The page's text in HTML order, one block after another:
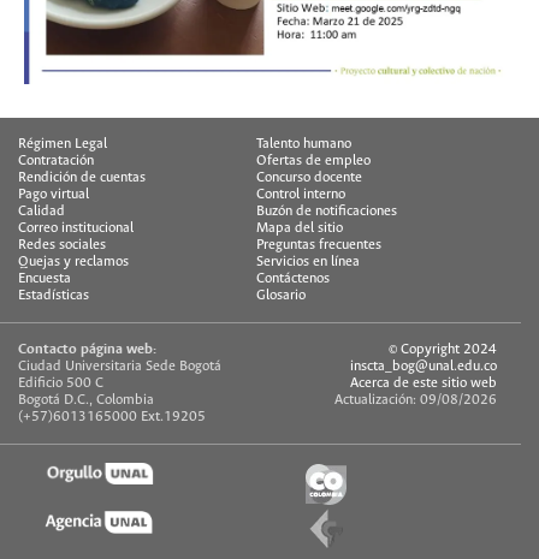
Régimen Legal
Talento humano
Contratación
Ofertas de empleo
Rendición de cuentas
Concurso docente
Pago virtual
Control interno
Calidad
Buzón de notificaciones
Correo institucional
Mapa del sitio
Redes sociales
Preguntas frecuentes
Quejas y reclamos
Servicios en línea
Encuesta
Contáctenos
Estadísticas
Glosario
Contacto página web:
Ciudad Universitaria Sede Bogotá
Edificio 500 C
Bogotá D.C., Colombia
(+57)6013165000 Ext.19205
© Copyright 2024
inscta_bog@unal.edu.co
Acerca de este sitio web
Actualización: 09/08/2026